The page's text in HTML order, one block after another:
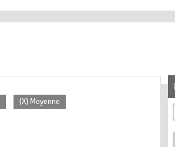
(X) Moyenne